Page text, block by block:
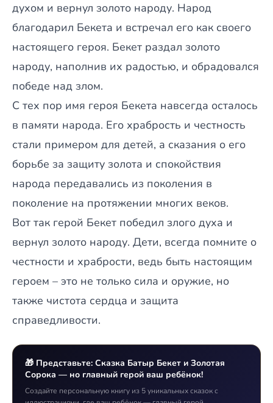
духом и вернул золото народу. Народ
благодарил Бекета и встречал его как своего
настоящего героя. Бекет раздал золото
народу, наполнив их радостью, и обрадовался
победе над злом.
С тех пор имя героя Бекета навсегда осталось
в памяти народа. Его храбрость и честность
стали примером для детей, а сказания о его
борьбе за защиту золота и спокойствия
народа передавались из поколения в
поколение на протяжении многих веков.
Вот так герой Бекет победил злого духа и
вернул золото народу. Дети, всегда помните о
честности и храбрости, ведь быть настоящим
героем – это не только сила и оружие, но
также чистота сердца и защита
справедливости.
🎁 Представьте: Сказка Батыр Бекет и Золотая
Сорока — но главный герой ваш ребёнок!
Создайте персональную книгу из 5 уникальных сказок с